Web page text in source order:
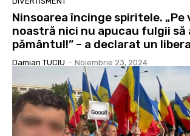
Ninsoarea încinge spiritele. „Pe
noastră nici nu apucau fulgii să
pământul!” – a declarat un
Damian TUCIU - Noiembrie 23, 2024